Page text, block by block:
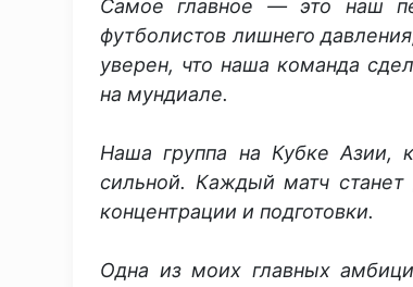
Самое главное — это наш
футболистов лишнего
уверен, что наша команда
на мундиале.
Наша группа на Кубке Азии,
сильной. Каждый матч
концентрации и подготовки.
Одна из моих главных